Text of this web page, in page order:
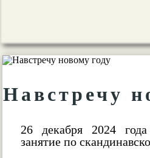
Навстречу
26 декабря 2024
занятие по